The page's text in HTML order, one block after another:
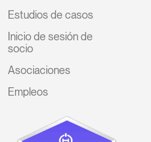
Estudios de casos
Inicio de sesión de
socio
Asociaciones
Empleos